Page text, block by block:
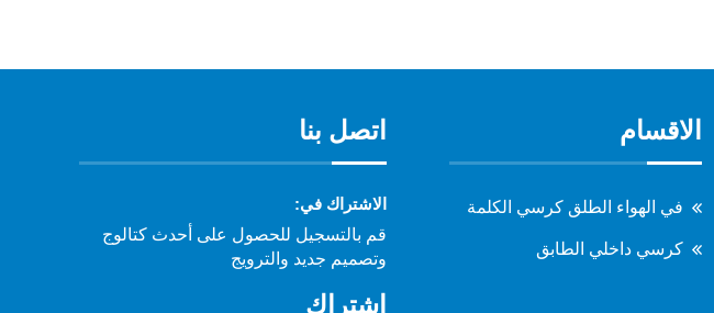
الاقسام
في الهواء الطلق كرسي الكلمة
كرسي داخلي الطابق
اتصل بنا
الاشتراك في:
قم بالتسجيل للحصول على أحدث كتالوج
وتصميم جديد والترويج
اشتراك